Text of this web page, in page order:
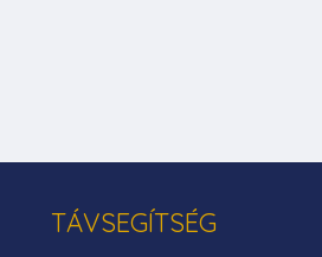
TÁVSEGÍTSÉG